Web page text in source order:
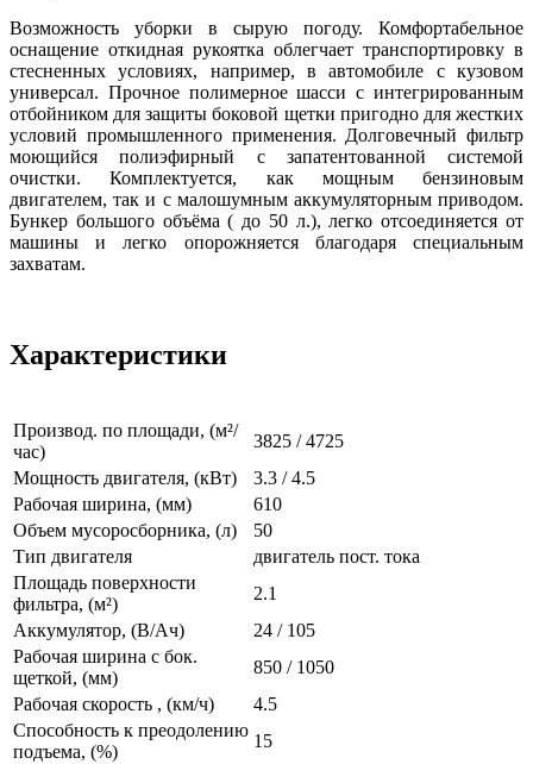
Возможность уборки в сырую погоду. Комфортабельное
оснащение откидная рукоятка облегчает транспортировку в
стесненных условиях, например, в автомобиле с кузовом
универсал. Прочное полимерное шасси с интегрированным
отбойником для защиты боковой щетки пригодно для жестких
условий промышленного применения. Долговечный фильтр
моющийся полиэфирный с запатентованной системой
очистки. Комплектуется, как мощным бензиновым
двигателем, так и с малошумным аккумуляторным приводом.
Бункер большого объёма ( до 50 л.), легко отсоединяется от
машины и легко опорожняется благодаря специальным
захватам.
Характеристики
Производ. по площади, (м²/
час)
3825 / 4725
Мощность двигателя, (кВт)
3.3 / 4.5
Рабочая ширина, (мм)
610
Объем мусоросборника, (л)
50
Тип двигателя
двигатель пост. тока
Площадь поверхности
фильтра, (м²)
2.1
Аккумулятор, (В/Ач)
24 / 105
Рабочая ширина с бок.
щеткой, (мм)
850 / 1050
Рабочая скорость , (км/ч)
4.5
Способность к преодолению
подъема, (%)
15